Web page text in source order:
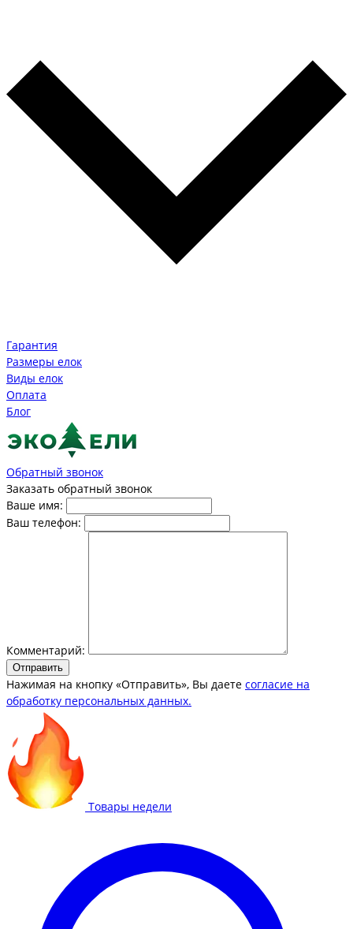
Гарантия
Размеры елок
Виды елок
Оплата
Блог
Обратный звонок
Заказать обратный звонок
Ваше имя:
Ваш телефон:
Комментарий:
Отправить
Нажимая на кнопку «Отправить», Вы даете согласие на
обработку персональных данных.
Товары недели